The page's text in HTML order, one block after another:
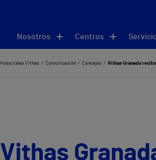
Nosotros Centros
Hospitales Vithas Comunicación Consejos Vithas Granada
Vithas